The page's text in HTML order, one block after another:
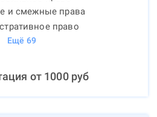
и смежные права
право
Ещё 69
от 1000руб